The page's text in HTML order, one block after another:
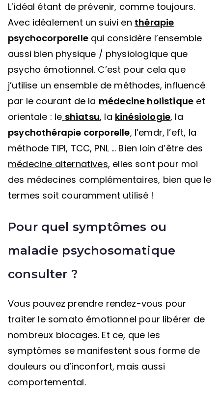
L’idéal étant de prévenir, comme toujours.
Avec idéalement un suivi en thérapie
psychocorporellequi considère l’ensemble
aussi bien physique / physiologique que
psycho émotionnel. C’est pour cela que
j’utilise un ensemble de méthodes, influencé
par le courant de la médecine holistique et
orientale : le shiatsu, la kinésiologie, la
psychothérapie corporelle, l’emdr, l’eft, la
méthode TIPI, TCC, PNL … Bien loin d’être des
médecine alternatives, elles sont pour moi
des médecines complémentaires, bien que le
termes soit couramment utilisé !
Pour quel symptômes ou
maladie psychosomatique
consulter ?
Vous pouvez prendre rendez-vous pour
traiter le somato émotionnel pour libérer de
nombreux blocages. Et ce, que les
symptômes se manifestent sous forme de
douleurs ou d’inconfort, mais aussi
comportemental.